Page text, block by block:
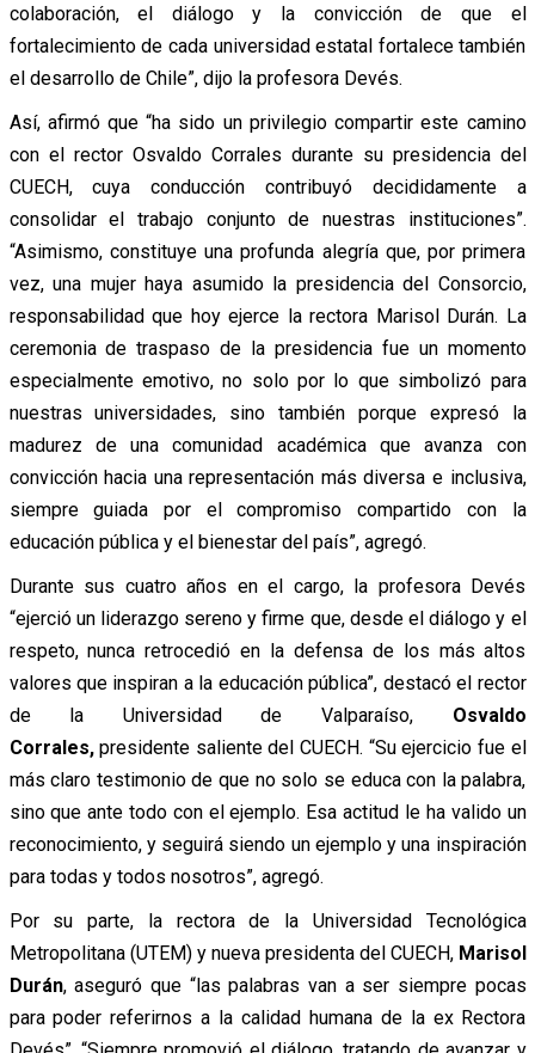
colaboración, el diálogo y la convicción de que el
fortalecimiento de cada universidad estatal fortalece también
el desarrollo de Chile”, dijo la profesora Devés.
Así, afirmó que “ha sido un privilegio compartir este camino
con el rector Osvaldo Corrales durante su presidencia del
CUECH, cuya conducción contribuyó decididamente a
consolidar el trabajo conjunto de nuestras instituciones”.
“Asimismo, constituye una profunda alegría que, por primera
vez, una mujer haya asumido la presidencia del Consorcio,
responsabilidad que hoy ejerce la rectora Marisol Durán. La
ceremonia de traspaso de la presidencia fue un momento
especialmente emotivo, no solo por lo que simbolizó para
nuestras universidades, sino también porque expresó la
madurez de una comunidad académica que avanza con
convicción hacia una representación más diversa e inclusiva,
siempre guiada por el compromiso compartido con la
educación pública y el bienestar del país”, agregó.
Durante sus cuatro años en el cargo, la profesora Devés
“ejerció un liderazgo sereno y firme que, desde el diálogo y el
respeto, nunca retrocedió en la defensa de los más altos
valores que inspiran a la educación pública”, destacó el rector
de la Universidad de Valparaíso, Osvaldo
Corrales,presidente saliente del CUECH. “Su ejercicio fue el
más claro testimonio de que no solo se educa con la palabra,
sino que ante todo con el ejemplo. Esa actitud le ha valido un
reconocimiento, y seguirá siendo un ejemplo y una inspiración
para todas y todos nosotros”, agregó.
Por su parte, la rectora de la Universidad Tecnológica
Metropolitana (UTEM) y nueva presidenta del CUECH, Marisol
Durán, aseguró que “las palabras van a ser siempre pocas
para poder referirnos a la calidad humana de la ex Rectora